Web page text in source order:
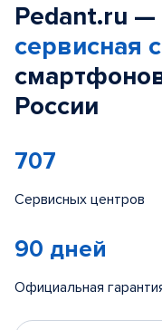
Pedant.ru —
сервисная
России
707
Сервисных центров
90 дней
Официальная